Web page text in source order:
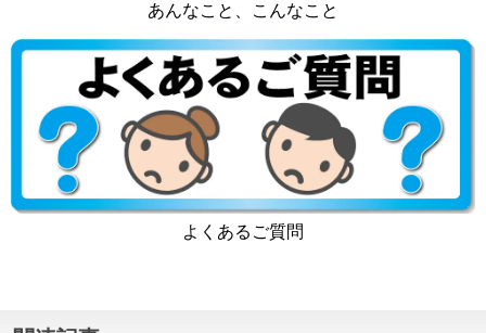
あんなこと、こんなこと
よくあるご質問